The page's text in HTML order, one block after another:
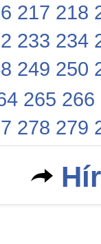
217 218
233 234
249 250
265 266
278 279